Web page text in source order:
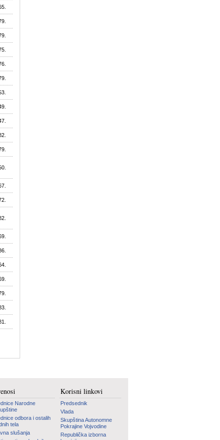
Narodne
odbora i ostalih
tela
slušanja
Korisni linkovi
Predsednik
Vlada
Skupština Autonomne
Pokrajine Vojvodine
Republička izborna